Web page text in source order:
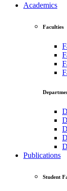
Academics
Faculties
Publications
Student